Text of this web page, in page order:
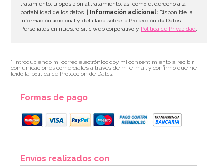
tratamiento, u oposición al tratamiento, así como el derecho a la
portabilidad de los datos. |
Información adicional: Disponible la
información adicional y detallada sobre la Protección de Datos
Personales en nuestro sitio web corporativo y Política de Privacidad.
* Introduciendo mi correo electrónico doy mi consentimiento a recibir
comunicaciones comerciales a través de mi e-mail y confirmo que he
leído la política de Protección de Datos.
Formas de pago
Envíos realizados con